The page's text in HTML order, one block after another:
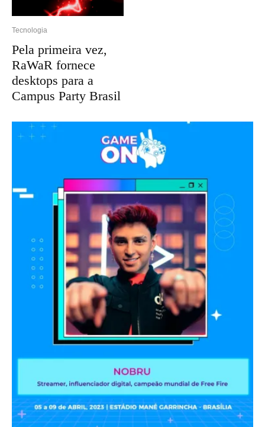
Tecnologia
Pela primeira vez,
RaWaR fornece
desktops para a
Campus Party Brasil